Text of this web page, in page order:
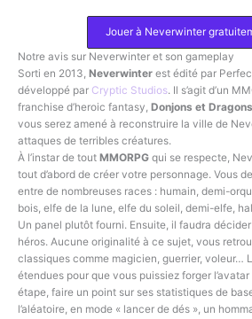
Jouer à Neverwinter
Notre avis sur Neverwinter et son gameplay
Sorti en 2013, Neverwinter est édité par
développé par Cryptic Studios. Il s’agit d’un
franchise d’heroic fantasy, Donjons et Dragons
vous serez amené à reconstruire la ville de
attaques de terribles créatures.
À l’instar de tout MMORPG qui se respecte,
tout d’abord de créer votre personnage. Vous
entre de nombreuses races : humain, demi-
bois, elfe de la lune, elfe du soleil, demi-elfe,
Un panel plutôt fourni. Ensuite, il faudra
héros. Aucune originalité à ce sujet, vous
classiques comme magicien, guerrier, voleur…
étendues pour que vous puissiez forger
étape, faire un point sur ses statistiques de
l’aléatoire, en mode « lancer de dés », un